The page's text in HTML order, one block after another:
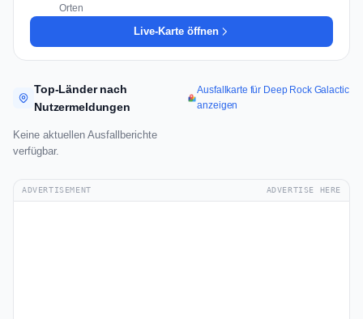
Orten
Live-Karte öffnen
Top-Länder nach
Nutzermeldungen
Ausfallkarte für Deep Rock Galactic
anzeigen
Keine aktuellen Ausfallberichte
verfügbar.
ADVERTISEMENT ADVERTISE HERE